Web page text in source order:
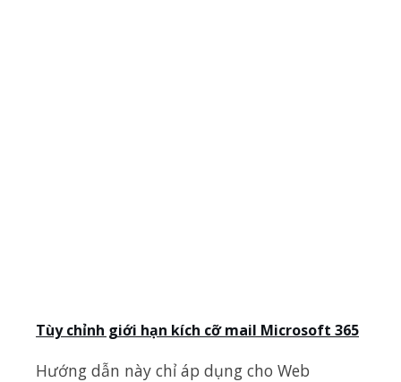
Tùy chỉnh giới hạn kích cỡ mail Microsoft 365
Hướng dẫn này chỉ áp dụng cho Web